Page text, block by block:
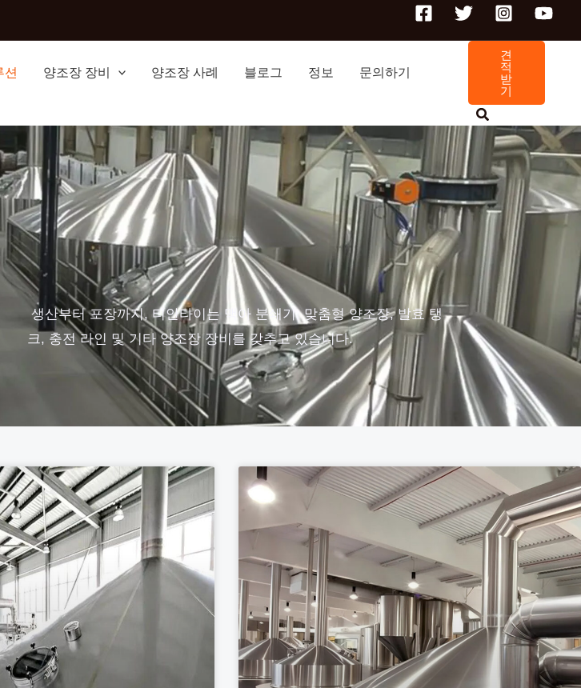
션 양조장 장비 양조장 사례 블로그 정보
문의하기
견
적
받
기
생산부터 포장까지, 티안타이는 맥아 분쇄기, 맞춤형 양조장, 발효 탱
크, 충전 라인 및 기타 양조장 장비를 갖추고 있습니다.
페
이
지
페
이
지